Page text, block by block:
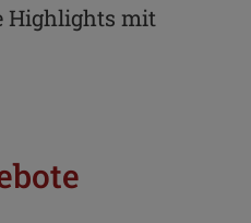
Highlights mit